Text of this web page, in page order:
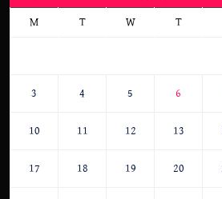
M T W T
3 4 5 6
10 11 12 13
17 18 19 20